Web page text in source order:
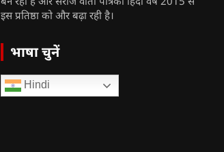
इस प्रतिष्ठा को और बढ़ा रही है।
भाषा चुनें
Hindi